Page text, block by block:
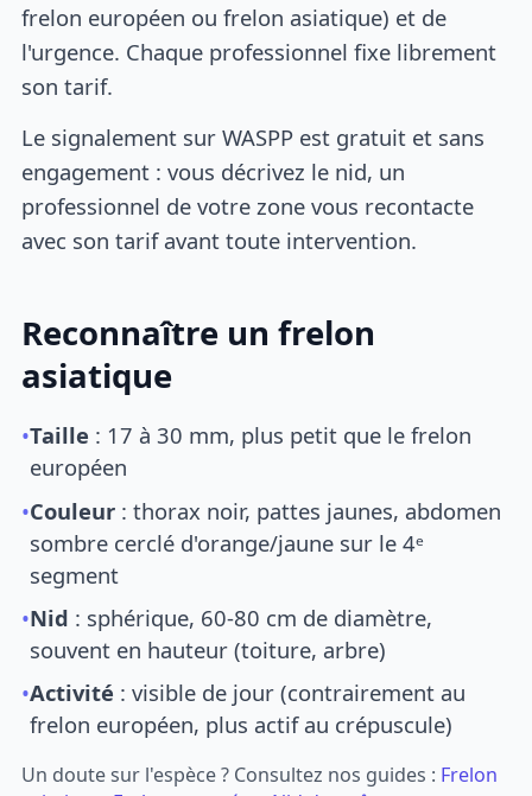
frelon européen ou frelon asiatique) et de
l'urgence. Chaque professionnel fixe librement
son tarif.
Le signalement sur WASPP est gratuit et sans
engagement : vous décrivez le nid, un
professionnel de votre zone vous recontacte
avec son tarif avant toute intervention.
Reconnaître un frelon
asiatique
•Taille : 17 à 30 mm, plus petit que le frelon
européen
•Couleur : thorax noir, pattes jaunes, abdomen
sombre cerclé d'orange/jaune sur le 4ᵉ
segment
•Nid : sphérique, 60-80 cm de diamètre,
souvent en hauteur (toiture, arbre)
•Activité : visible de jour (contrairement au
frelon européen, plus actif au crépuscule)
Un doute sur l'espèce ? Consultez nos guides : Frelon